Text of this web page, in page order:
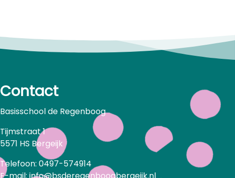
Contact
Basisschool de Regenboog
Tijmstraat 1
5571 HS Bergeijk
Telefoon: 0497-574914